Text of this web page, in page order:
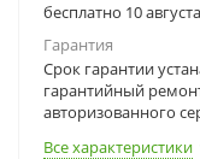
бесплатно 10 августа
Гарантия
Срок гарантии
гарантийный
авторизованного
Все характеристики